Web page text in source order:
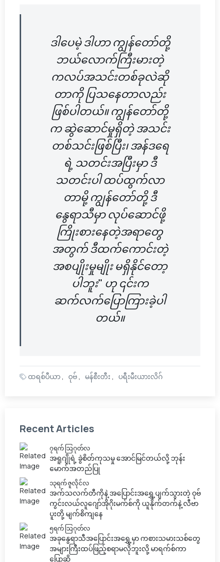
ဒါပေမဲ့ ဒါဟာ ကျွန်တော်တို့
ဘယ်လောက်ကြီးမားတဲ့
ကလပ်အသင်းတစ်ခုလဲဆို
တာကို ပြသနေတာလည်း
ဖြစ်ပါတယ်။ ကျွန်တော်တို့
က ဆွဲဆောင်မှုရှိတဲ့ အသင်း
တစ်သင်းဖြစ်ပြီး၊ အန်ဒရေ
ရဲ့ သတင်းအပြီးမှာ ဒီ
သတင်းပါ ထပ်ထွက်လာ
တာမို့ ကျွန်တော်တို့ ဒီ
နွေရာသီမှာ လုပ်ဆောင်ဖို့
ကြိုးစားနေတဲ့အရာတွေ
အတွက် ဒီထက်ကောင်းတဲ့
အစပျိုးမှုမျိုး မရှိနိုင်တော့
ပါဘူး" ဟု ၎င်းက
ဆက်လက်ပြောကြားခဲ့ပါ
တယ်။
ထရစ်ပီယာ ဝုဗ် မန်စီးတီး ပရီးမီးယားလိဂ်
Recent Articles
၇ရက် သြဂုတ်လ
အရူဂျိုရဲ့ ခွဲစိတ်ကုသမှု အောင်မြင်တယ်လို့ ဘုန်း
မောက်အတည်ပြု
၁၃ရက် ဇူလိုင်လ
အက်သလက်တီကိုနဲ့ အပြောင်းအရွှေ့ပျက်သွားတဲ့ ဝုဗ်
ကွင်းလယ်လူဂျော်အိုဂိုးမက်စ်ကို ယူနိုက်တက်နဲ့ လီဗာ
ပူးတို့ မျက်စိကျနေ
၅ရက် သြဂုတ်လ
အခုနွေရာသီအပြောင်းအရွှေ့မှာ ကစားသမားသစ်တွေ
အများကြီးထပ်ဖြည့်စရာမလိုဘူးလို့ မာရက်စ်ကာ
ပြောဆို